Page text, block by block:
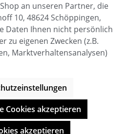
n-others
Mehrwertsteuer zzgl.
an unseren Partner, die
10, 48624 Schöppingen,
Daten Ihnen nicht persönlich
zu eigenen Zwecken (z.B.
Marktverhaltensanalysen)
Cookies akzeptieren
akzeptieren